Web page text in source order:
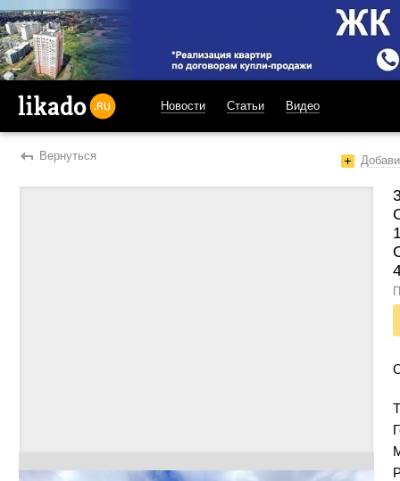
Новости Статьи Видео
Вернуться